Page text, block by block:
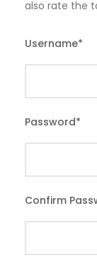
also rate the
Username*
Password*
Confirm